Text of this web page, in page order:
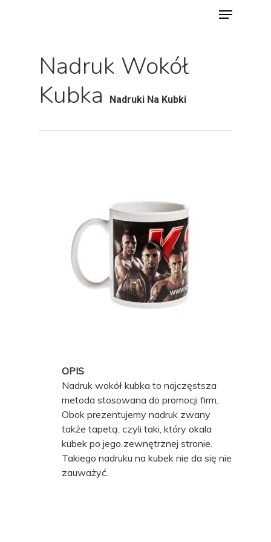
Menu
Nadruk Wokół
Kubka
Nadruki Na Kubki
OPIS
Nadruk wokół kubka to najczęstsza
metoda stosowana do promocji firm.
Obok prezentujemy nadruk zwany
także tapetą, czyli taki, który okala
kubek po jego zewnętrznej stronie.
Takiego nadruku na kubek nie da się nie
zauważyć.